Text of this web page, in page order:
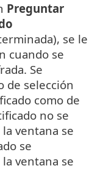
Preguntar
se le
cuando se
Se
de selección
como de
no se
ventana se
se
ventana se